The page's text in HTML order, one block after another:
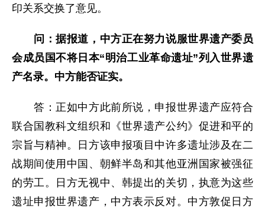
印关系交换了意见。
问：据报道，中方正在努力说服世界遗产委员
会成员国不将日本“明治工业革命遗址”列入世界遗
产名录。中方能否证实。
答：正如中方此前所说，申报世界遗产应符合
联合国教科文组织和《世界遗产公约》促进和平的
宗旨与精神。日方该申报项目中许多遗址涉及在二
战期间使用中国、朝鲜半岛和其他亚洲国家被强征
的劳工。日方无视中、韩提出的关切，执意为这些
遗址申报世界遗产，中方表示反对。中方敦促日方